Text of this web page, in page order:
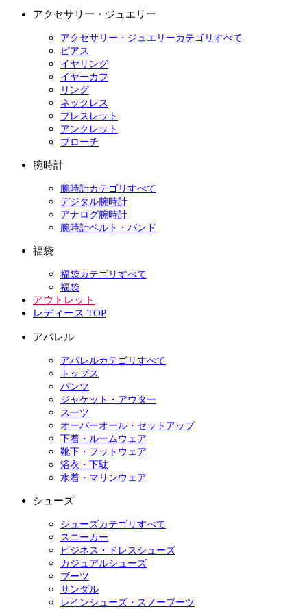
アクセサリー・ジュエリー
アクセサリー・ジュエリーカテゴリすべて
ピアス
イヤリング
イヤーカフ
リング
ネックレス
ブレスレット
アンクレット
ブローチ
腕時計
腕時計カテゴリすべて
デジタル腕時計
アナログ腕時計
腕時計ベルト・バンド
福袋
福袋カテゴリすべて
福袋
アウトレット
レディース TOP
アパレル
アパレルカテゴリすべて
トップス
パンツ
ジャケット・アウター
スーツ
オーバーオール・セットアップ
下着・ルームウェア
靴下・フットウェア
浴衣・下駄
水着・マリンウェア
シューズ
シューズカテゴリすべて
スニーカー
ビジネス・ドレスシューズ
カジュアルシューズ
ブーツ
サンダル
レインシューズ・スノーブーツ